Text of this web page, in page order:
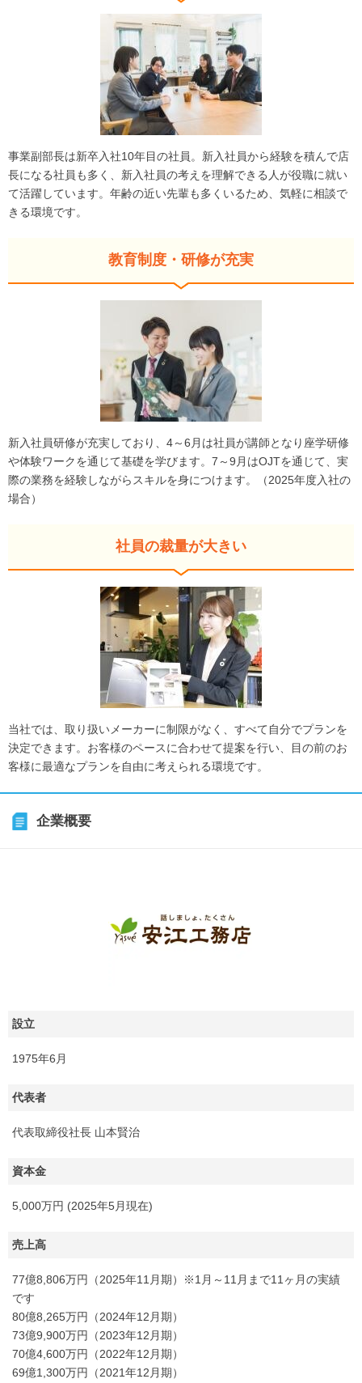
事業副部長は新卒入社10年目の社員。新入社員から経験を積んで店
長になる社員も多く、新入社員の考えを理解できる人が役職に就い
て活躍しています。年齢の近い先輩も多くいるため、気軽に相談で
きる環境です。
教育制度・研修が充実
新入社員研修が充実しており、4～6月は社員が講師となり座学研修
や体験ワークを通じて基礎を学びます。7～9月はOJTを通じて、実
際の業務を経験しながらスキルを身につけます。（2025年度入社の
場合）
社員の裁量が大きい
当社では、取り扱いメーカーに制限がなく、すべて自分でプランを
決定できます。お客様のペースに合わせて提案を行い、目の前のお
客様に最適なプランを自由に考えられる環境です。
企業概要
設立
1975年6月
代表者
代表取締役社長 山本賢治
資本金
5,000万円 (2025年5月現在)
売上高
77億8,806万円（2025年11月期）※1月～11月まで11ヶ月の実績
です
80億8,265万円（2024年12月期）
73億9,900万円（2023年12月期）
70億4,600万円（2022年12月期）
69億1,300万円（2021年12月期）